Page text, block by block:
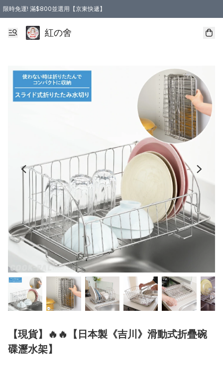
限時免運! 滿$800並選用【京東快遞】
紅の舍
【現貨】🔥🔥【日本製《吉川》滑動式折疊碗
碟瀝水架】